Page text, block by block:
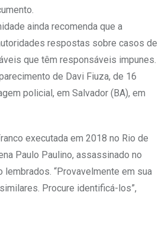
ainda recomenda que a
respostas sobre casos de
que têm responsáveis impunes.
de Davi Fiuza, de 16
policial, em Salvador (BA), em
executada em 2018 no Rio de
Paulo Paulino, assassinado no
lembrados. “Provavelmente em sua
Procure identificá-los”,